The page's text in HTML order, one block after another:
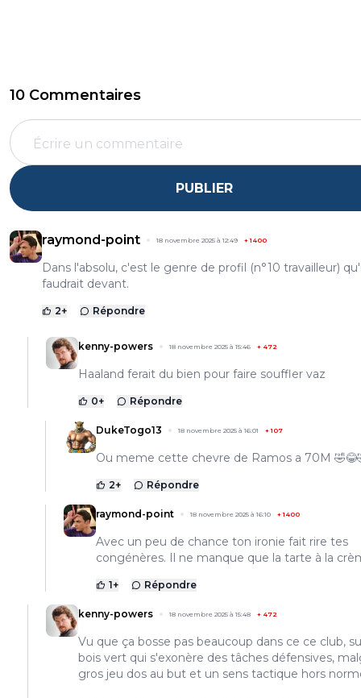
10 Commentaires
PUBLIER
raymond-point 18 novembre 2025 à 12:49 +1400
Dans l'absolu, c'est le genre de profil (n°10 travailleur)
faudrait devant.
2+ Répondre
kenny-powers 18 novembre 2025 à 15:46 + 472
Haaland ferait du bien pour faire souffler vaz
0+ Répondre
DukeTogo13 18 novembre 2025 à 16:01 +107
Ou meme cette chevre de Ramos a 70M
2+ Répondre
raymond-point 18 novembre 2025 à 16:10 +1400
Avec un peu de chance ton ironie fait rire tes
congénères. Il ne manque que la tarte à la
1+ Répondre
kenny-powers 18 novembre 2025 à 15:48 + 472
Vu que ça bosse pas beaucoup dans ce ce club,
bois vert qui s'exonère des tâches défensives,
gros jeu dos au but et un sens tactique hors